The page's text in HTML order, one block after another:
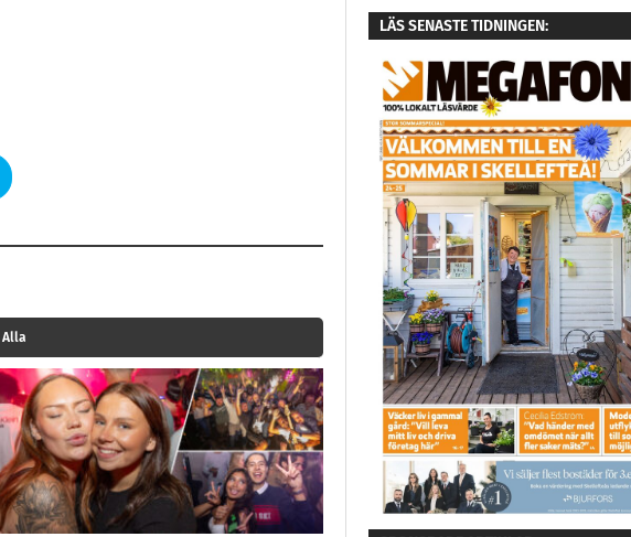
Alla
LÄS SENASTE TIDNINGEN: